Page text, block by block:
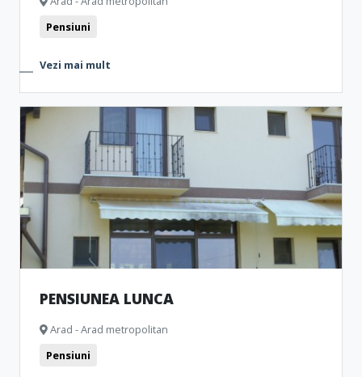
Pensiuni
Vezi mai mult
PENSIUNEA LUNCA
Arad - Arad metropolitan
Pensiuni